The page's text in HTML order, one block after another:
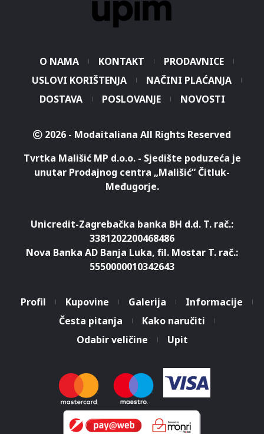
O NAMA KONTAKT
PRODAVNICE
USLOVI KORIŠTENJA
NAČINI PLAĆANJA
DOSTAVA
POSLOVANJE NOVOSTI
2026 - Modaitaliana All Rights Reserved
Tvrtka Mališić MP d.o.o. - Sjedište poduzeća je
unutar Prodajnog centra „Mališić“ Čitluk-
Međugorje.
Unicredit-Zagrebačka banka BH d.d. T. rač.:
3381202200468486
Nova Banka AD Banja Luka, fil. Mostar T. rač.:
5550000010342643
Profil Kupovine Galerija
Informacije
Česta pitanja
Kako naručiti
Odabir veličine
Upit